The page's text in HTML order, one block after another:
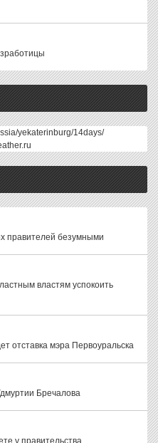
yekaterinburg/14days/
правителей безумными
властям успокоить
отставка мэра Первоуральска
Бречалова
у правительства